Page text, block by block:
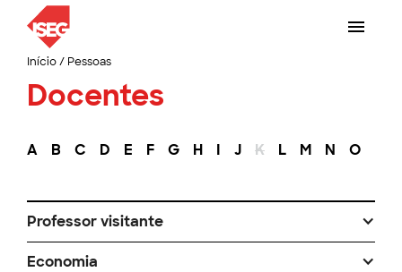
Início/ Pessoas
Docentes
A B C D E F G H I J K L M N O
Professor visitante
Economia